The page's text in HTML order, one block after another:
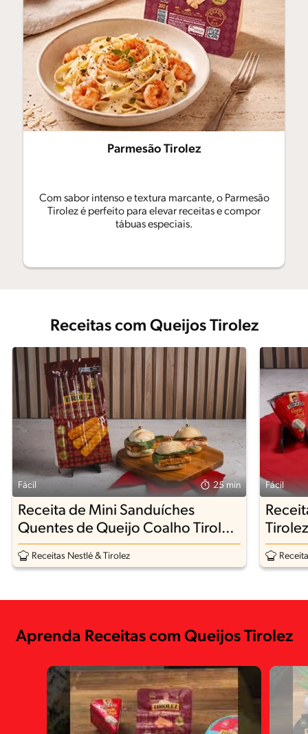
Parmesão Tirolez
Com sabor intenso e textura marcante, o Parmesão
Tirolez é perfeito para elevar receitas e compor
tábuas especiais.
Receitas com Queijos Tirolez
Fácil 25 min
Receita de Mini Sanduíches
Quentes de Queijo Coalho Tirolez,
Tomate Assado e Maionese de
Ervas
Receitas Nestlé & Tirolez
Fácil
Aprenda Receitas com Queijos Tirolez